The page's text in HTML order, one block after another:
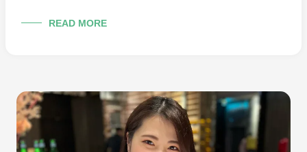
你
品
站
READ MORE